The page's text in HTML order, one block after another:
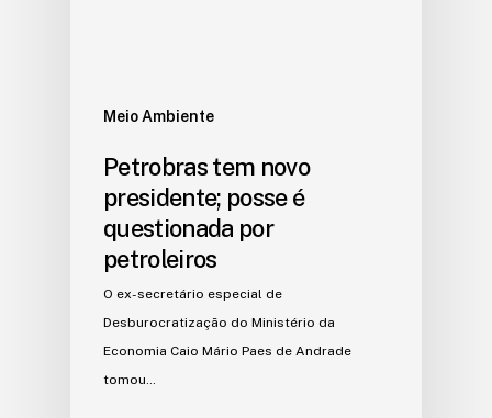
Meio Ambiente
Petrobras tem novo
presidente; posse é
questionada por
petroleiros
O ex-secretário especial de
Desburocratização do Ministério da
Economia Caio Mário Paes de Andrade
tomou…